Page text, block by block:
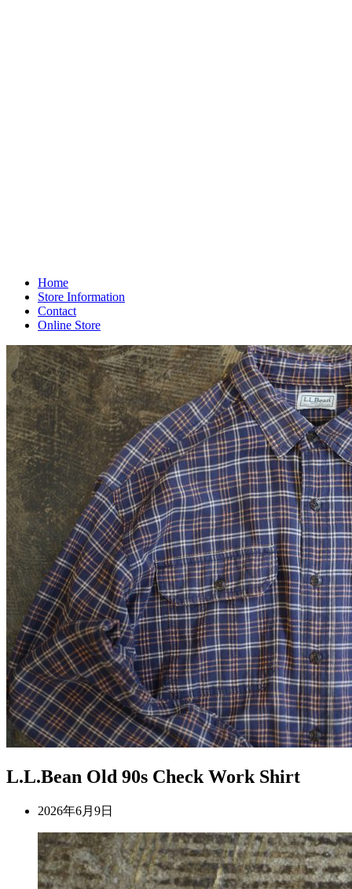
Home
Store Information
Contact
Online Store
L.L.Bean Old 90s Check Work Shirt
2026年6月9日